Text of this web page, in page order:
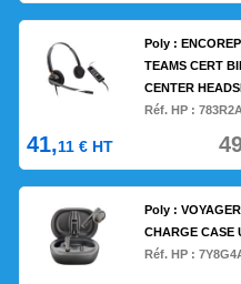
Poly :
TEAMS CERT
CENTER
Réf. HP :
41,11 € HT
Poly :
CHARGE CASE
Réf. HP :